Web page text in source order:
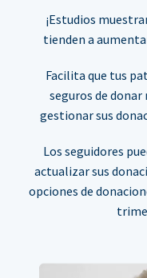
¡Estudios
tienden a
Facilita que tus
seguros de
gestionar sus
Los seguidores
actualizar sus
opciones de